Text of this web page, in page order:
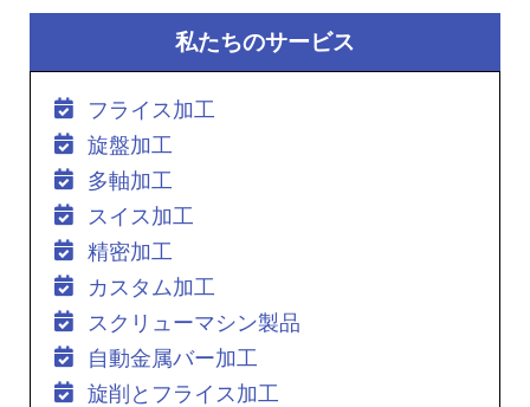
私たちのサービス
フライス加工
旋盤加工
多軸加工
スイス加工
精密加工
カスタム加工
スクリューマシン製品
自動金属バー加工
旋削とフライス加工